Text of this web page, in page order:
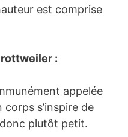
est comprise
:
appelée
s’inspire de
plutôt petit.